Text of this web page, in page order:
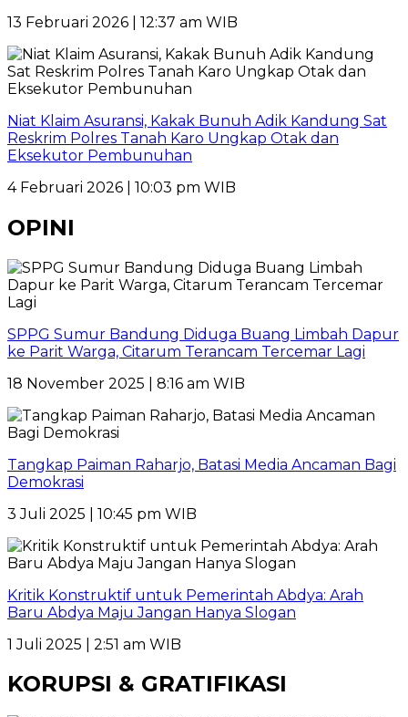
13 Februari 2026 | 12:37 am WIB
Niat Klaim Asuransi, Kakak Bunuh Adik Kandung Sat
Reskrim Polres Tanah Karo Ungkap Otak dan
Eksekutor Pembunuhan
4 Februari 2026 | 10:03 pm WIB
OPINI
SPPG Sumur Bandung Diduga Buang Limbah Dapur
ke Parit Warga, Citarum Terancam Tercemar Lagi
18 November 2025 | 8:16 am WIB
Tangkap Paiman Raharjo, Batasi Media Ancaman Bagi
Demokrasi
3 Juli 2025 | 10:45 pm WIB
Kritik Konstruktif untuk Pemerintah Abdya: Arah
Baru Abdya Maju Jangan Hanya Slogan
1 Juli 2025 | 2:51 am WIB
KORUPSI & GRATIFIKASI